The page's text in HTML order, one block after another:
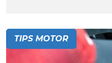
TIPS MOTOR